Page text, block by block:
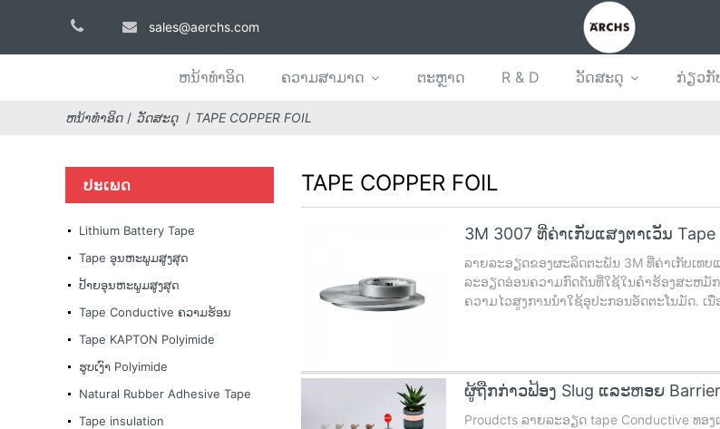
sales@aerchs.com
ຫນ້າທໍາອິດ ຄວາມສາມາດ ຕະຫຼາດ R & D ວັດສະດຸ ກ່ຽວກັ
ຫນ້າທໍາອິດ ວັດສະດຸ TAPE COPPER FOIL
ປະເພດ
Lithium Battery Tape
Tape ອຸນຫະພູມສູງສຸດ
ປ້າຍອຸນຫະພູມສູງສຸດ
Tape Conductive ຄວາມຮ້ອນ
Tape KAPTON Polyimide
ຮູບເງົາ Polyimide
Natural Rubber Adhesive Tape
Tape insulation
TAPE COPPER FOIL
3M 3007 ທີ່ຄ່າເກັບແສງຕາເວັນ
ລາຍລະອຽດຂອງຜະລິດຕະພັນ 3M ທີ່ຄ່າເກັບເທບ
ລະອຽດອ່ອນຄວາມກົດດັນທີ່ໃຊ້ໃນຄໍາຮ້ອງສະຫມັກ
ຄວາມໄວສູງການນໍາໃຊ້ອຸປະກອນອັດຕະໂນມັດ. ເນື່
ຜູ້ຖືກກ່າວຟ້ອງ Slug ແລະຫອຍ
Proudcts ລາຍລະອຽດ tape Conductive ທ